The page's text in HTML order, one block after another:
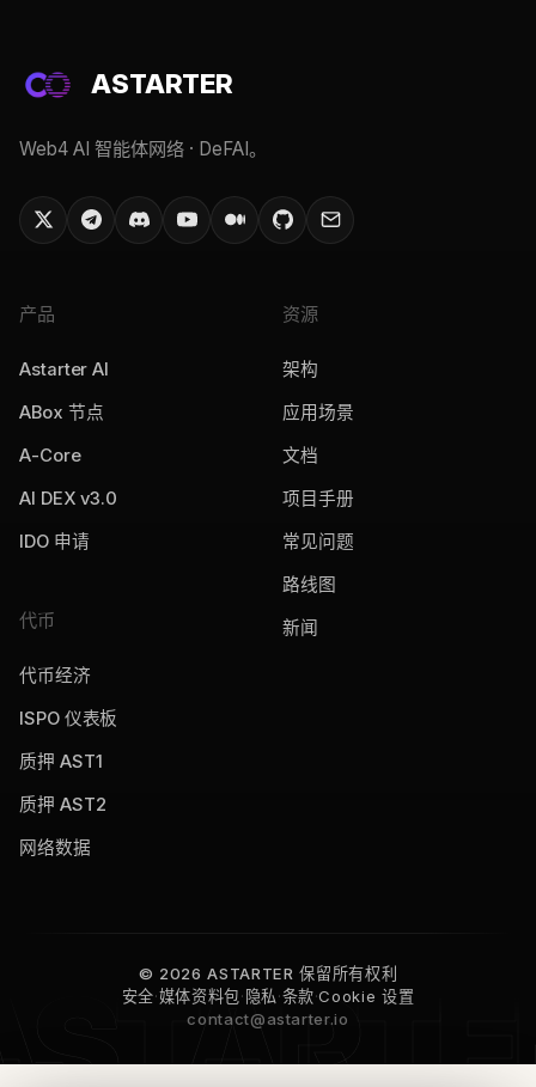
ASTARTER
Web4 AI 智能体网络 · DeFAI。
产品
Astarter AI
ABox 节点
A-Core
AI DEX v3.0
IDO 申请
代币
代币经济
ISPO 仪表板
质押 AST1
质押 AST2
网络数据
资源
架构
应用场景
文档
项目手册
常见问题
路线图
新闻
© 2026 ASTARTER 保留所有权利
安全·媒体资料包·隐私·条款·Cookie 设置
contact@astarter.io